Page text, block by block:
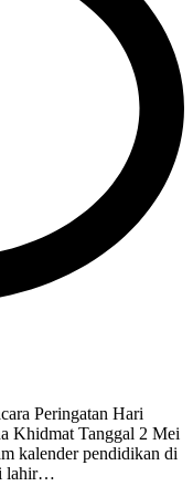
Peringatan Hari
Khidmat Tanggal 2 Mei
kalender pendidikan di
lahir…